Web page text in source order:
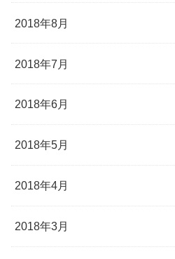
2018年8月
2018年7月
2018年6月
2018年5月
2018年4月
2018年3月